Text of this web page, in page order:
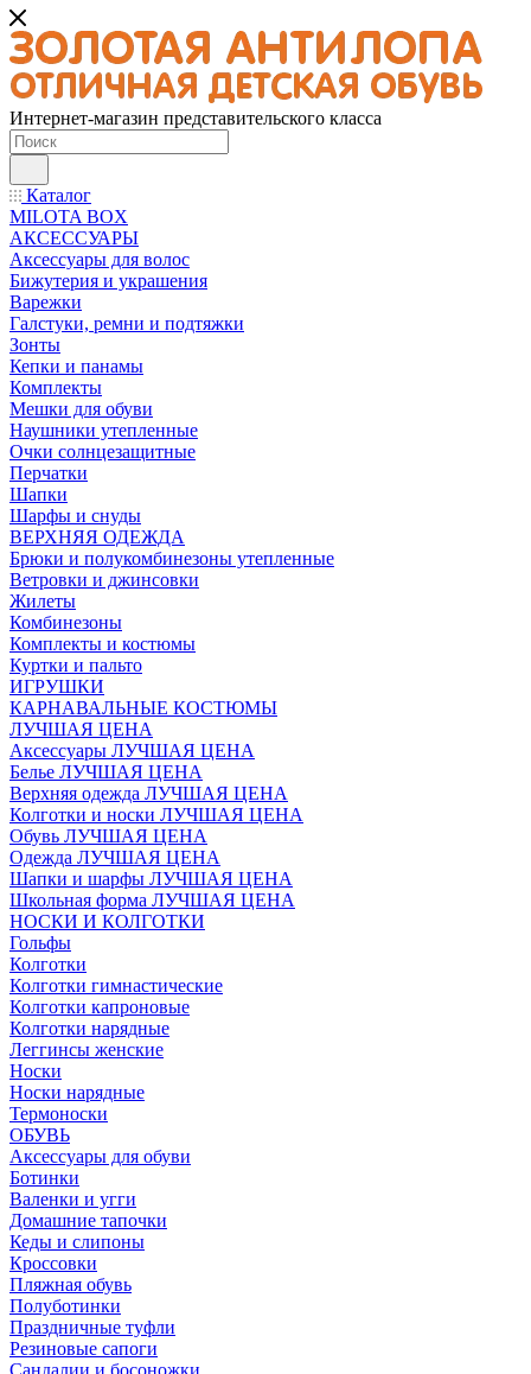
Интернет-магазин представительского класса
Каталог
MILOTA BOX
АКСЕССУАРЫ
Аксессуары для волос
Бижутерия и украшения
Варежки
Галстуки, ремни и подтяжки
Зонты
Кепки и панамы
Комплекты
Мешки для обуви
Наушники утепленные
Очки солнцезащитные
Перчатки
Шапки
Шарфы и снуды
ВЕРХНЯЯ ОДЕЖДА
Брюки и полукомбинезоны утепленные
Ветровки и джинсовки
Жилеты
Комбинезоны
Комплекты и костюмы
Куртки и пальто
ИГРУШКИ
КАРНАВАЛЬНЫЕ КОСТЮМЫ
ЛУЧШАЯ ЦЕНА
Аксессуары ЛУЧШАЯ ЦЕНА
Белье ЛУЧШАЯ ЦЕНА
Верхняя одежда ЛУЧШАЯ ЦЕНА
Колготки и носки ЛУЧШАЯ ЦЕНА
Обувь ЛУЧШАЯ ЦЕНА
Одежда ЛУЧШАЯ ЦЕНА
Шапки и шарфы ЛУЧШАЯ ЦЕНА
Школьная форма ЛУЧШАЯ ЦЕНА
НОСКИ И КОЛГОТКИ
Гольфы
Колготки
Колготки гимнастические
Колготки капроновые
Колготки нарядные
Леггинсы женские
Носки
Носки нарядные
Термоноски
ОБУВЬ
Аксессуары для обуви
Ботинки
Валенки и угги
Домашние тапочки
Кеды и слипоны
Кроссовки
Пляжная обувь
Полуботинки
Праздничные туфли
Резиновые сапоги
Сандалии и босоножки